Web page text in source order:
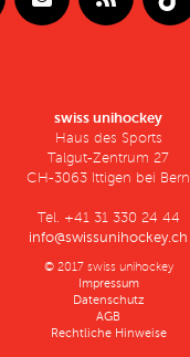
swiss unihockey
Haus des Sports
Talgut-Zentrum 27
CH-3063 Ittigen bei Bern
Tel. +41 31 330 24 44
info@swissunihockey.ch
© 2017 swiss unihockey
Impressum
Datenschutz
AGB
Rechtliche Hinweise